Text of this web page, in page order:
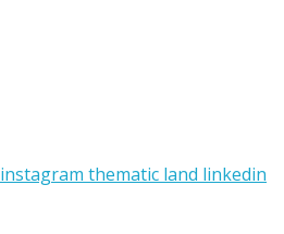
instagram thematic land linkedin